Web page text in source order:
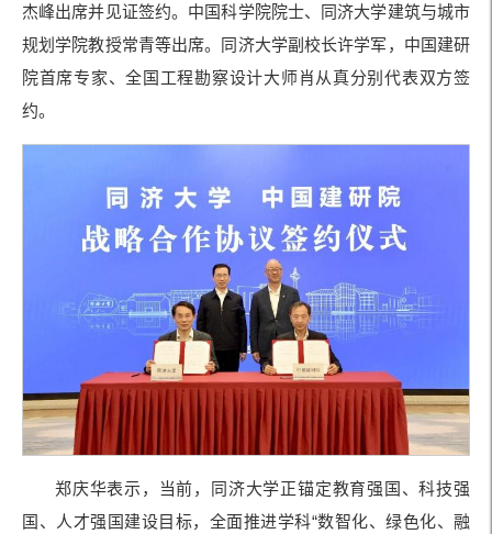
杰峰出席并见证签约。中国科学院院士、同济大学建筑与城市
规划学院教授常青等出席。同济大学副校长许学军，中国建研
院首席专家、全国工程勘察设计大师肖从真分别代表双方签
约。
郑庆华表示，当前，同济大学正锚定教育强国、科技强
国、人才强国建设目标，全面推进学科“数智化、绿色化、融